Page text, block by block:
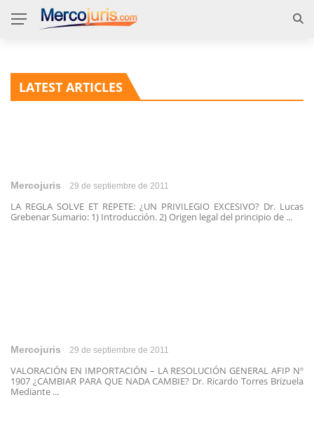
LATEST ARTICLES
Mercojuris 29 de septiembre de 2011
LA REGLA SOLVE ET REPETE: ¿UN PRIVILEGIO EXCESIVO? Dr. Lucas
Grebenar Sumario: 1) Introducción. 2) Origen legal del principio de ...
Mercojuris 29 de septiembre de 2011
VALORACIÓN EN IMPORTACIÓN – LA RESOLUCIÓN GENERAL AFIP Nº
1907 ¿CAMBIAR PARA QUE NADA CAMBIE? Dr. Ricardo Torres Brizuela
Mediante ...